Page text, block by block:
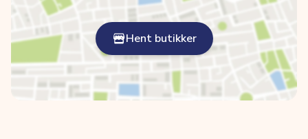
Hent butikker